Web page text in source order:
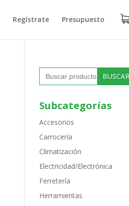
Regístrate Presupuesto
Buscar:
Subcategorías
Accesorios
Carrocería
Climatización
Electricidad/Electrónica
Ferretería
Herramientas